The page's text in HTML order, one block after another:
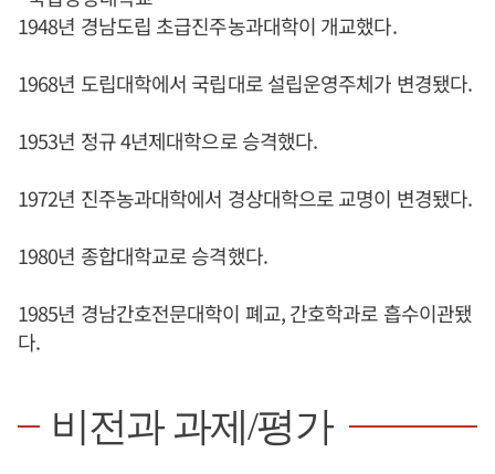
1948년 경남도립 초급진주농과대학이 개교했다.
1968년 도립대학에서 국립대로 설립운영주체가 변경됐다.
1953년 정규 4년제대학으로 승격했다.
1972년 진주농과대학에서 경상대학으로 교명이 변경됐다.
1980년 종합대학교로 승격했다.
1985년 경남간호전문대학이 폐교, 간호학과로 흡수이관됐
다.
비전과 과제/평가